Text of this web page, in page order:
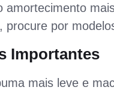
amortecimento
procure por
Importantes
mais leve e